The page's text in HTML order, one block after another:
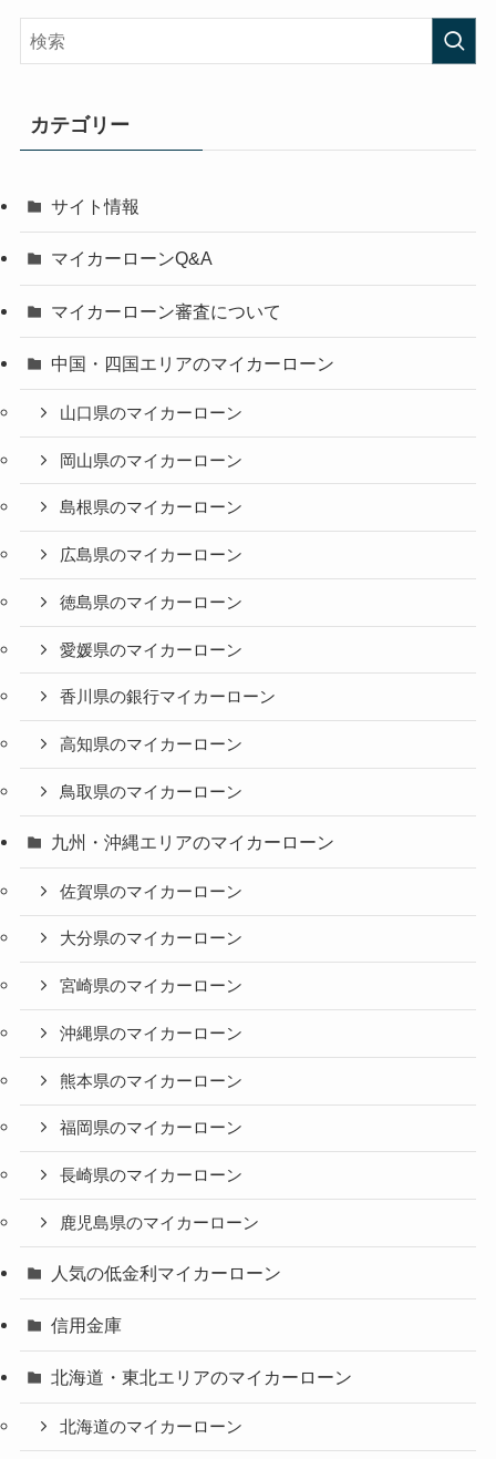
カテゴリー
サイト情報
マイカーローンQ&A
マイカーローン審査について
中国・四国エリアのマイカーローン
山口県のマイカーローン
岡山県のマイカーローン
島根県のマイカーローン
広島県のマイカーローン
徳島県のマイカーローン
愛媛県のマイカーローン
香川県の銀行マイカーローン
高知県のマイカーローン
鳥取県のマイカーローン
九州・沖縄エリアのマイカーローン
佐賀県のマイカーローン
大分県のマイカーローン
宮崎県のマイカーローン
沖縄県のマイカーローン
熊本県のマイカーローン
福岡県のマイカーローン
長崎県のマイカーローン
鹿児島県のマイカーローン
人気の低金利マイカーローン
信用金庫
北海道・東北エリアのマイカーローン
北海道のマイカーローン